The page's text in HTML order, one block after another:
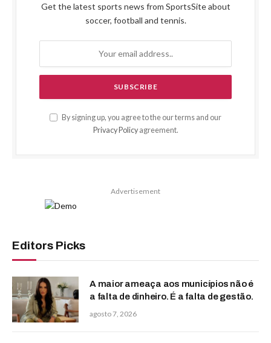
Get the latest sports news from SportsSite about
soccer, football and tennis.
By signing up, you agree to the our terms and our
Privacy Policyagreement.
Advertisement
Editors Picks
A maior ameaça aos municípios não é
a falta de dinheiro. É a falta de gestão.
agosto 7, 2026